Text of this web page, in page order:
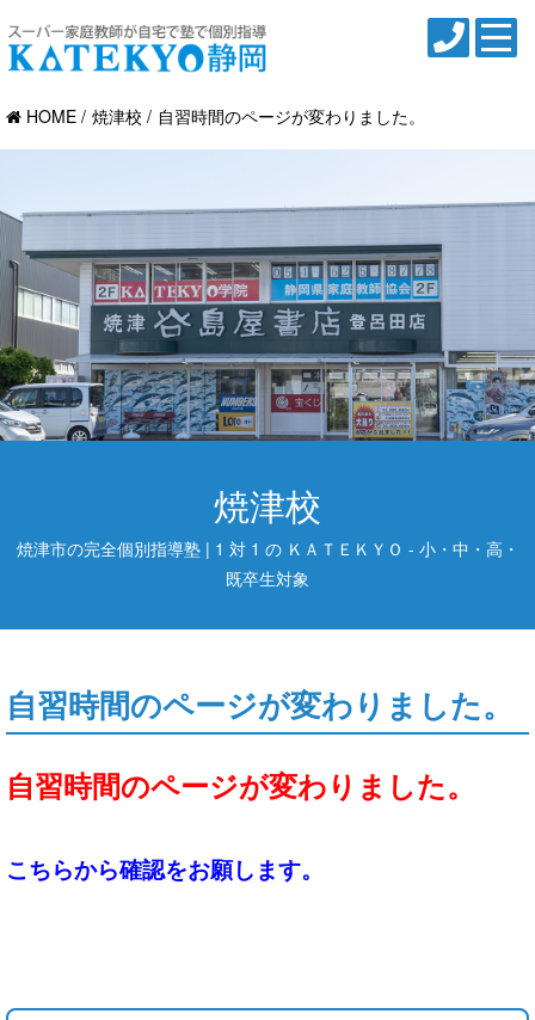
HOME 焼津校 自習時間のページが変わりました。
焼津校
焼津市の完全個別指導塾 | 1 対 1 の ＫＡＴＥＫＹＯ - 小・中・高・
既卒生対象
自習時間のページが変わりました。
自習時間のページが変わりました。
こちらから確認をお願します。